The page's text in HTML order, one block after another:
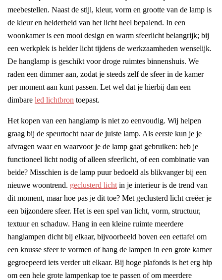
meebestellen. Naast de stijl, kleur, vorm en grootte van de lamp is
de kleur en helderheid van het licht heel bepalend. In een
woonkamer is een mooi design en warm sfeerlicht belangrijk; bij
een werkplek is helder licht tijdens de werkzaamheden wenselijk.
De hanglamp is geschikt voor droge ruimtes binnenshuis. We
raden een dimmer aan, zodat je steeds zelf de sfeer in de kamer
per moment aan kunt passen. Let wel dat je hierbij dan een
dimbare led lichtbron toepast.
Het kopen van een hanglamp is niet zo eenvoudig. Wij helpen
graag bij de speurtocht naar de juiste lamp. Als eerste kun je je
afvragen waar en waarvoor je de lamp gaat gebruiken: heb je
functioneel licht nodig of alleen sfeerlicht, of een combinatie van
beide? Misschien is de lamp puur bedoeld als blikvanger bij een
nieuwe woontrend. geclusterd licht in je interieur is de trend van
dit moment, maar hoe pas je dit toe? Met geclusterd licht creëer je
een bijzondere sfeer. Het is een spel van licht, vorm, structuur,
textuur en schaduw. Hang in een kleine ruimte meerdere
hanglampen dicht bij elkaar, bijvoorbeeld boven een eettafel om
een knusse sfeer te vormen of hang de lampen in een grote kamer
gegroepeerd iets verder uit elkaar. Bij hoge plafonds is het erg hip
om een hele grote lampenkap toe te passen of om meerdere